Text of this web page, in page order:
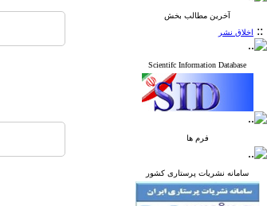
آخرین مطالب بخش
:: اخلاق نشر
Scientifc Information Database
فرم ها
سامانه نشریات پرستاری کشور